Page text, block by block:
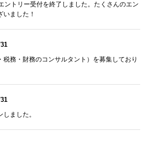
ーム
ントリー受付を終了しました。たくさんのエン
いました！
税務・財務のコンサルタント）を募集しており
ました。